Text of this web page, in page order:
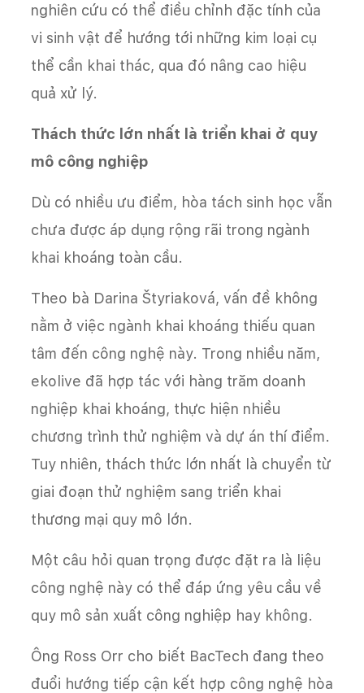
nghiên cứu có thể điều chỉnh đặc tính của
vi sinh vật để hướng tới những kim loại cụ
thể cần khai thác, qua đó nâng cao hiệu
quả xử lý.
Thách thức lớn nhất là triển khai ở quy
mô công nghiệp
Dù có nhiều ưu điểm, hòa tách sinh học vẫn
chưa được áp dụng rộng rãi trong ngành
khai khoáng toàn cầu.
Theo bà Darina Štyriaková, vấn đề không
nằm ở việc ngành khai khoáng thiếu quan
tâm đến công nghệ này. Trong nhiều năm,
ekolive đã hợp tác với hàng trăm doanh
nghiệp khai khoáng, thực hiện nhiều
chương trình thử nghiệm và dự án thí điểm.
Tuy nhiên, thách thức lớn nhất là chuyển từ
giai đoạn thử nghiệm sang triển khai
thương mại quy mô lớn.
Một câu hỏi quan trọng được đặt ra là liệu
công nghệ này có thể đáp ứng yêu cầu về
quy mô sản xuất công nghiệp hay không.
Ông Ross Orr cho biết BacTech đang theo
đuổi hướng tiếp cận kết hợp công nghệ hòa